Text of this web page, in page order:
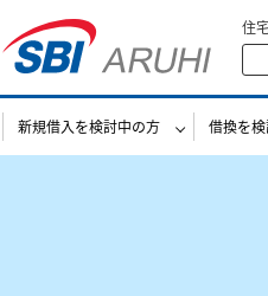
住
新規借入を検討中の方 借換を